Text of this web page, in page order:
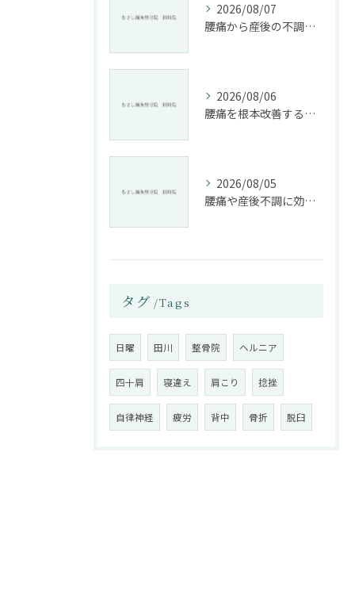
2026/08/07
腰痛から産後の不調まで整骨院で根本改善する方法
2026/08/06
腰痛を根本改善する整骨院の施術とアドバイスの重要性
2026/08/05
腰痛や産後不調に効く整骨院の施術と姿勢改善法
タグ Tags
日曜 田川 整骨院 ヘルニア
四十肩 寝違え 肩こり 捻挫
自律神経 疲労 背中 骨折 脱臼